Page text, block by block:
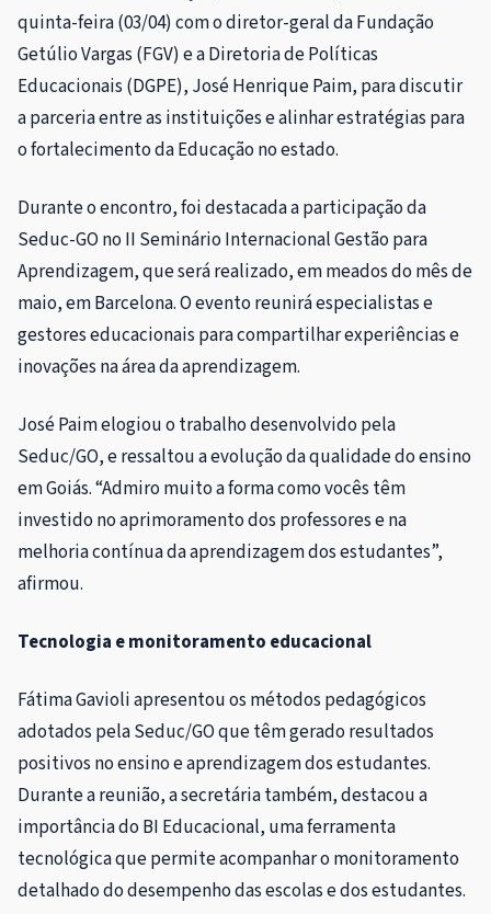
quinta-feira (03/04) com o diretor-geral da Fundação
Getúlio Vargas (FGV) e a Diretoria de Políticas
Educacionais (DGPE), José Henrique Paim, para discutir
a parceria entre as instituições e alinhar estratégias para
o fortalecimento da Educação no estado.
Durante o encontro, foi destacada a participação da
Seduc-GO no II Seminário Internacional Gestão para
Aprendizagem, que será realizado, em meados do mês de
maio, em Barcelona. O evento reunirá especialistas e
gestores educacionais para compartilhar experiências e
inovações na área da aprendizagem.
José Paim elogiou o trabalho desenvolvido pela
Seduc/GO, e ressaltou a evolução da qualidade do ensino
em Goiás. “Admiro muito a forma como vocês têm
investido no aprimoramento dos professores e na
melhoria contínua da aprendizagem dos estudantes”,
afirmou.
Tecnologia e monitoramento educacional
Fátima Gavioli apresentou os métodos pedagógicos
adotados pela Seduc/GO que têm gerado resultados
positivos no ensino e aprendizagem dos estudantes.
Durante a reunião, a secretária também, destacou a
importância do BI Educacional, uma ferramenta
tecnológica que permite acompanhar o monitoramento
detalhado do desempenho das escolas e dos estudantes.